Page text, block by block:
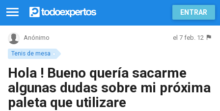
ENTRAR
Tenis de mesa
Anónimo el 7 feb. 12
Hola ! Bueno quería sacarme
algunas dudas sobre mi próxima
paleta que utilizare